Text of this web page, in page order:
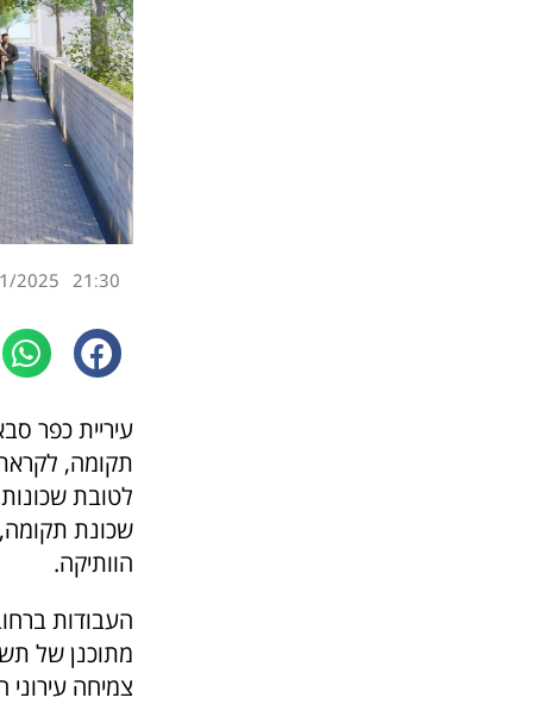
21:30
2025
עיריית כפר
תקומה,
לטובת שכונות
שכונת
הוותיקה.
העבודות
מתוכנן של
צמיחה